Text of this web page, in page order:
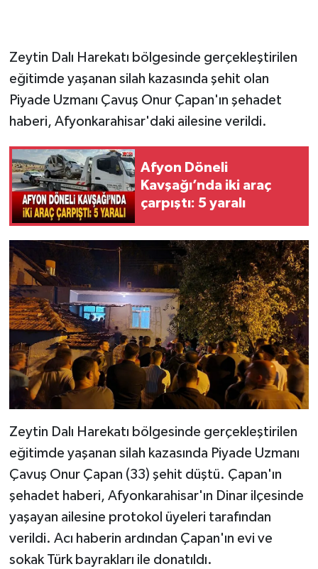
Zeytin Dalı Harekatı bölgesinde gerçekleştirilen
eğitimde yaşanan silah kazasında şehit olan
Piyade Uzmanı Çavuş Onur Çapan'ın şehadet
haberi, Afyonkarahisar'daki ailesine verildi.
Afyon Döneli
Kavşağı’nda iki araç
çarpıştı: 5 yaralı
Zeytin Dalı Harekatı bölgesinde gerçekleştirilen
eğitimde yaşanan silah kazasında Piyade Uzmanı
Çavuş Onur Çapan (33) şehit düştü. Çapan'ın
şehadet haberi, Afyonkarahisar'ın Dinar ilçesinde
yaşayan ailesine protokol üyeleri tarafından
verildi. Acı haberin ardından Çapan'ın evi ve
sokak Türk bayrakları ile donatıldı.